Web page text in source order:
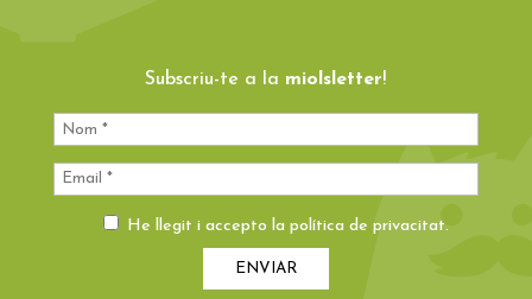
Subscriu-te a la miolsletter!
He llegit i accepto lapolítica de privacitat.